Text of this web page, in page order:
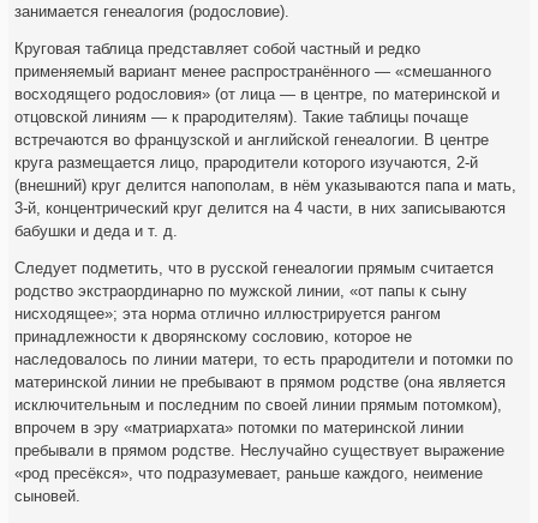
занимается генеалогия (родословие).
Круговая таблица представляет собой частный и редко
применяемый вариант менее распространённого — «смешанного
восходящего родословия» (от лица — в центре, по материнской и
отцовской линиям — к прародителям). Такие таблицы почаще
встречаются во французской и английской генеалогии. В центре
круга размещается лицо, прародители которого изучаются, 2-й
(внешний) круг делится напополам, в нём указываются папа и мать,
3-й, концентрический круг делится на 4 части, в них записываются
бабушки и деда и т. д.
Следует подметить, что в русской генеалогии прямым считается
родство экстраординарно по мужской линии, «от папы к сыну
нисходящее»; эта норма отлично иллюстрируется рангом
принадлежности к дворянскому сословию, которое не
наследовалось по линии матери, то есть прародители и потомки по
материнской линии не пребывают в прямом родстве (она является
исключительным и последним по своей линии прямым потомком),
впрочем в эру «матриархата» потомки по материнской линии
пребывали в прямом родстве. Неслучайно существует выражение
«род пресёкся», что подразумевает, раньше каждого, неимение
сыновей.